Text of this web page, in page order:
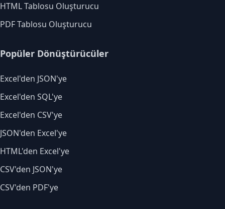
HTML Tablosu Oluşturucu
PDF Tablosu Oluşturucu
Popüler Dönüştürücüler
Excel'den JSON'ye
Excel'den SQL'ye
Excel'den CSV'ye
JSON'den Excel'ye
HTML'den Excel'ye
CSV'den JSON'ye
CSV'den PDF'ye